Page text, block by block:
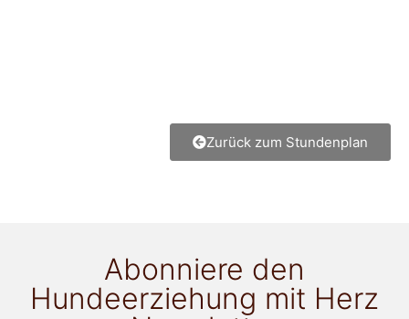
Zurück zum Stundenplan
Abonniere den
Hundeerziehung mit Herz